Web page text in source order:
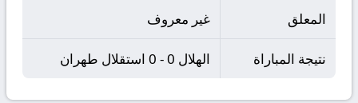
المعلق غير معروف
نتيجة المباراة الهلال 0 - 0 استقلال طهران